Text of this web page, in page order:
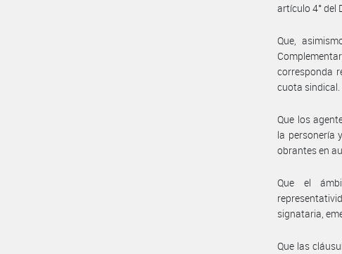
artículo 4° del
Que,
corresponda
cuota sindical.
Que los
la personería
obrantes en
Que el
signataria,
Que las